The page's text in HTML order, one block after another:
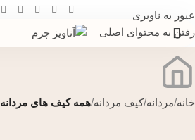
عبور به ناوبری
رفتن به محتوای اصلی
خانه مردانه کیف مردانه همه کیف های مردانه